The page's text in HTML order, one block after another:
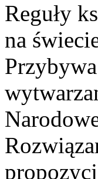
Reguły
na